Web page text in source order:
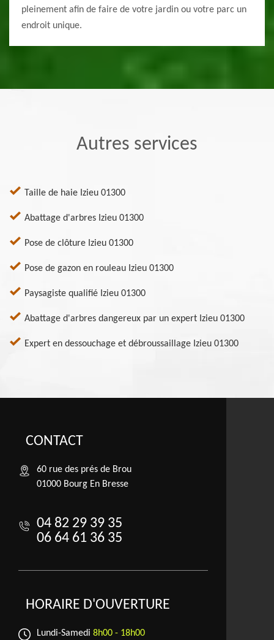
pleinement afin de faire de votre jardin ou votre parc un
endroit unique.
Autres services
Taille de haie Izieu 01300
Abattage d'arbres Izieu 01300
Pose de clôture Izieu 01300
Pose de gazon en rouleau Izieu 01300
Paysagiste qualifié Izieu 01300
Abattage d'arbres dangereux par un expert Izieu 01300
Expert en dessouchage et débroussaillage Izieu 01300
CONTACT
60 rue des prés de Brou
01000 Bourg En Bresse
04 82 29 39 35
06 64 61 36 35
HORAIRE D'OUVERTURE
Lundi-Samedi 8h00 - 18h00